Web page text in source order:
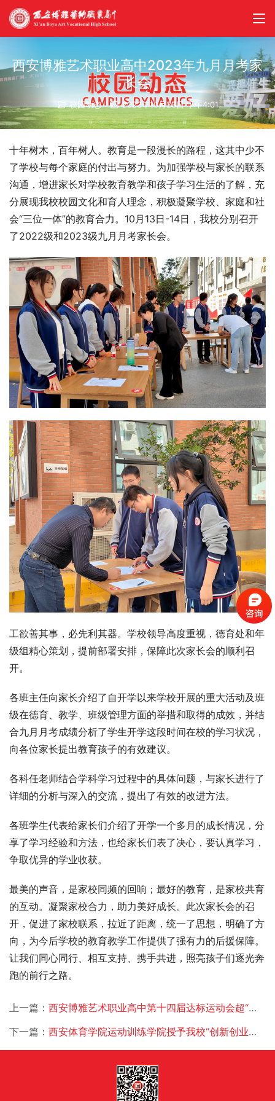
西安博雅艺术职业高中2023年九月月考家
长会
校园动态 2023年10月23日 下午4:01
十年树木，百年树人。教育是一段漫长的路程，这其中少不
了学校与每个家庭的付出与努力。为加强学校与家长的联系
沟通，增进家长对学校教育教学和孩子学习生活的了解，充
分展现我校校园文化和育人理念，积极凝聚学校、家庭和社
会“三位一体”的教育合力。10月13日-14日，我校分别召开
了2022级和2023级九月月考家长会。
工欲善其事，必先利其器。学校领导高度重视，德育处和年
级组精心策划，提前部署安排，保障此次家长会的顺利召
开。
各班主任向家长介绍了自开学以来学校开展的重大活动及班
级在德育、教学、班级管理方面的举措和取得的成效，并结
合九月月考成绩分析了学生开学这段时间在校的学习状况，
向各位家长提出教育孩子的有效建议。
各科任老师结合学科学习过程中的具体问题，与家长进行了
详细的分析与深入的交流，提出了有效的改进方法。
各班学生代表给家长们介绍了开学一个多月的成长情况，分
享了学习经验和方法，也给家长们表了决心，要认真学习，
争取优异的学业收获。
最美的声音，是家校同频的回响；最好的教育，是家校共育
的互动。凝聚家校合力，助力美好成长。此次家长会的召
开，促进了家校联系，拉近了距离，统一了思想，明确了方
向，为今后学校的教育教学工作提供了强有力的后援保障。
让我们同心同行、相互支持、携手共进，照亮孩子们逐光奔
跑的前行之路。
上一篇： 西安博雅艺术职业高中第十四届达标运动会超“燃”来袭
下一篇： 西安体育学院运动训练学院授予我校“创新创业实践基地合作单位”